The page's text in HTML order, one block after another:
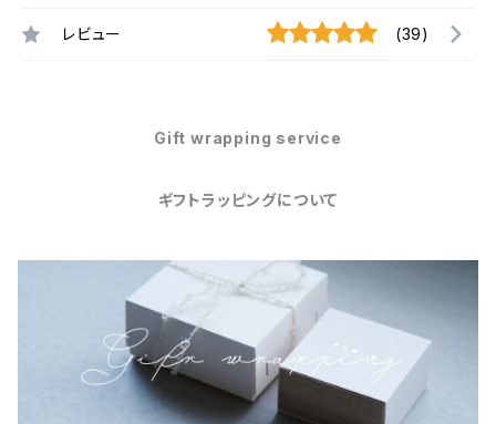
レビュー (39)
Gift wrapping service
ギフトラッピングについて